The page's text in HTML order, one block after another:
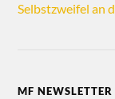
Selbstzweifel an
MF NEWSLETTER